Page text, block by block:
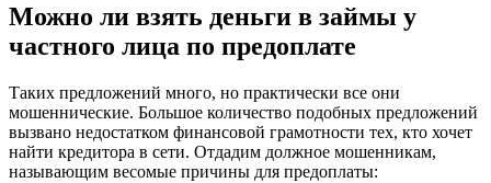
Можно ли взять деньги в займы у
частного лица по предоплате
Таких предложений много, но практически все они
мошеннические. Большое количество подобных предложений
вызвано недостатком финансовой грамотности тех, кто хочет
найти кредитора в сети. Отдадим должное мошенникам,
называющим весомые причины для предоплаты: